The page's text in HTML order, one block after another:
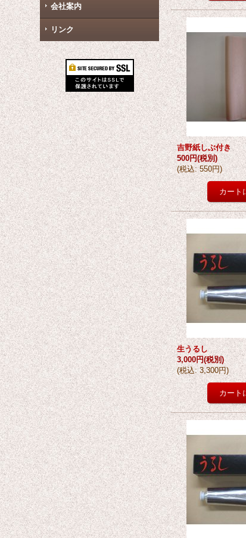
会社案内
リンク
吉野紙しぶ付き
500円(税別)
(税込: 550円)
生うるし
3,000円(税別)
(税込: 3,300円)